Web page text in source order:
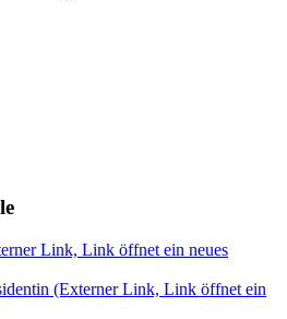
Link, Link öffnet ein neues
(Externer Link, Link öffnet ein